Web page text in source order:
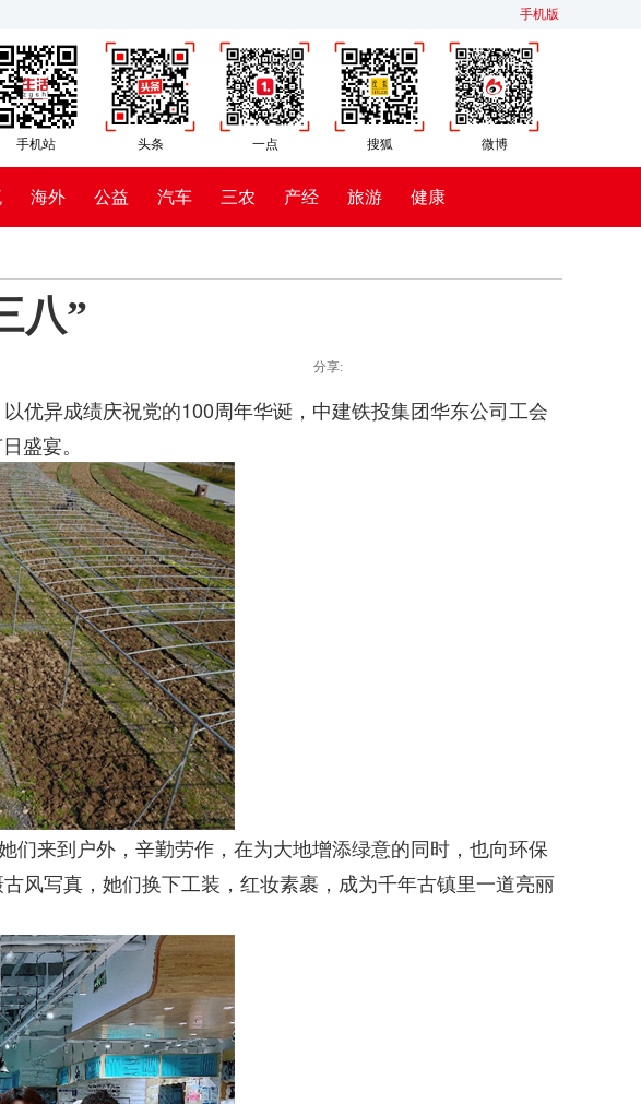
手机版
手机站 头条 一点 搜狐 微博
海外 公益 汽车 三农 产经 旅游 健康
八”
分享:
优异成绩庆祝党的100周年华诞，中建铁投集团华东公司工会
盛宴。
来到户外，辛勤劳作，在为大地增添绿意的同时，也向环保
风写真，她们换下工装，红妆素裹，成为千年古镇里一道亮丽